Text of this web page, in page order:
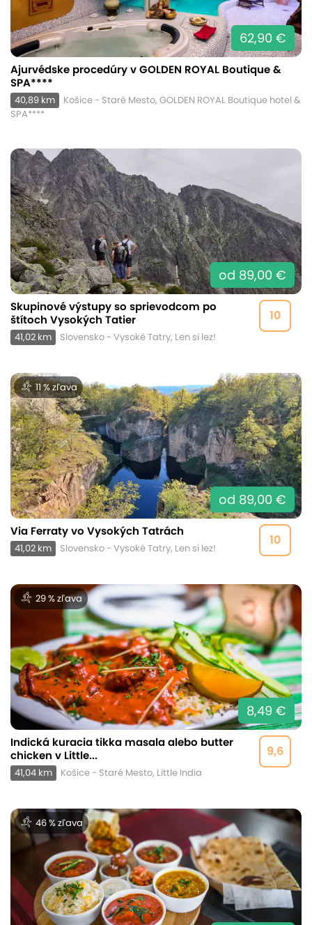
62,90 €
Ajurvédske procedúry v GOLDEN ROYAL Boutique &
SPA****
40,89 km
Košice - Staré Mesto, GOLDEN ROYAL Boutique hotel &
SPA****
od 89,00 €
10
Skupinové výstupy so sprievodcom po
štítoch Vysokých Tatier
41,02 km Slovensko - Vysoké Tatry, Len si lez!
11 % zľava
od 89,00 €
10
Via Ferraty vo Vysokých Tatrách
41,02 km Slovensko - Vysoké Tatry, Len si lez!
29 % zľava
8,49 €
9,6
Indická kuracia tikka masala alebo butter
chicken v Little...
41,04 km Košice - Staré Mesto, Little India
46 % zľava